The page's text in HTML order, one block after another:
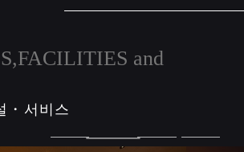
and
・서비스